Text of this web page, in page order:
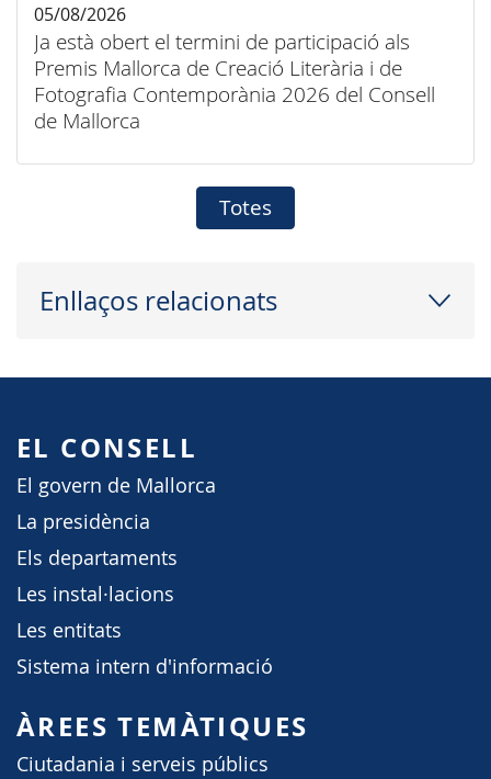
Ja està obert el termini de participació als
Premis Mallorca de Creació Literària i de
Fotografia Contemporània 2026 del Consell
de Mallorca
05/08/2026
Totes
Enllaços relacionats
EL CONSELL
El govern de Mallorca
La presidència
Els departaments
Les instal·lacions
Les entitats
Sistema intern d'informació
ÀREES TEMÀTIQUES
Ciutadania i serveis públics